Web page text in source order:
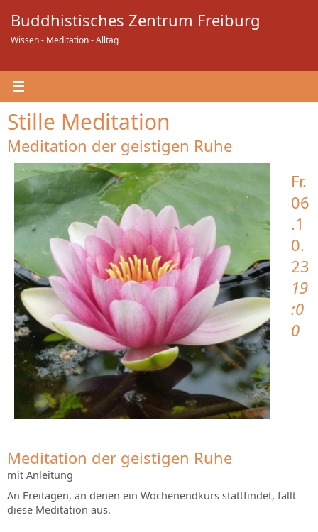
Inhalt
springen
Buddhistisches Zentrum Freiburg
Wissen - Meditation - Alltag
Stille Meditation
Meditation der geistigen Ruhe
Fr.
06
.1
0.
23
19
:0
0
Meditation der geistigen Ruhe
mit Anleitung
An Freitagen, an denen ein Wochenendkurs stattfindet, fällt
diese Meditation aus.